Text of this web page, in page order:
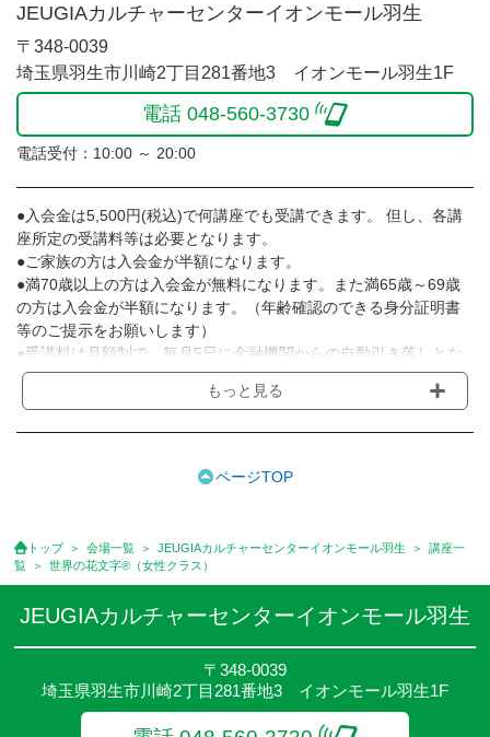
JEUGIAカルチャーセンターイオンモール羽生
〒348-0039
埼玉県羽生市川崎2丁目281番地3 イオンモール羽生1F
電話 048-560-3730
電話受付：10:00 ～ 20:00
●入会金は5,500円(税込)で何講座でも受講できます。 但し、各講
座所定の受講料等は必要となります。
●ご家族の方は入会金が半額になります。
●満70歳以上の方は入会金が無料になります。また満65歳～69歳
の方は入会金が半額になります。（年齢確認のできる身分証明書
等のご提示をお願いします）
●受講料は月額制で、毎月5日に金融機関からの自動引き落しとな
ります。
※講座によってはお支払い方法が異なる場合がありますのでご確認
ております。また一部の講座では別途傷害保険料も含まれており
●資格認定講座の試験料・認定料などは別途要しますのでお問い合
せください。
●講座は、月4回(週1回),月3回,2回,1回,臨時講座いろいろあります
のでご確認ください。
●参加人数が一定に満たない場合、体験や講座開講を中止または延
●その他、詳しい内容については、ご入会時にご説明をさせていた
だきます。
もっと見る
ページTOP
トップ 会場一覧 JEUGIAカルチャーセンターイオンモール羽生
講座一
覧
世界の花文字®（女性クラス）
JEUGIAカルチャーセンターイオンモール羽生
〒348-0039
埼玉県羽生市川崎2丁目281番地3 イオンモール羽生1F